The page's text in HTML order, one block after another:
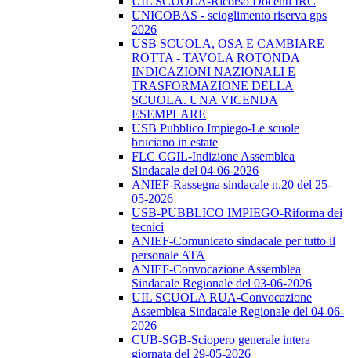
UNICOBAS - scioglimento riserva gps
2026
USB SCUOLA, OSA E CAMBIARE
ROTTA - TAVOLA ROTONDA
INDICAZIONI NAZIONALI E
TRASFORMAZIONE DELLA
SCUOLA. UNA VICENDA
ESEMPLARE
USB Pubblico Impiego-Le scuole
bruciano in estate
FLC CGIL-Indizione Assemblea
Sindacale del 04-06-2026
ANIEF-Rassegna sindacale n.20 del 25-
05-2026
USB-PUBBLICO IMPIEGO-Riforma dei
tecnici
ANIEF-Comunicato sindacale per tutto il
personale ATA
ANIEF-Convocazione Assemblea
Sindacale Regionale del 03-06-2026
UIL SCUOLA RUA-Convocazione
Assemblea Sindacale Regionale del 04-06-
2026
CUB-SGB-Sciopero generale intera
giornata del 29-05-2026